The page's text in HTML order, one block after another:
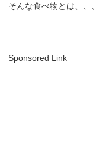
そんな食べ物とは、、、
Sponsored Link